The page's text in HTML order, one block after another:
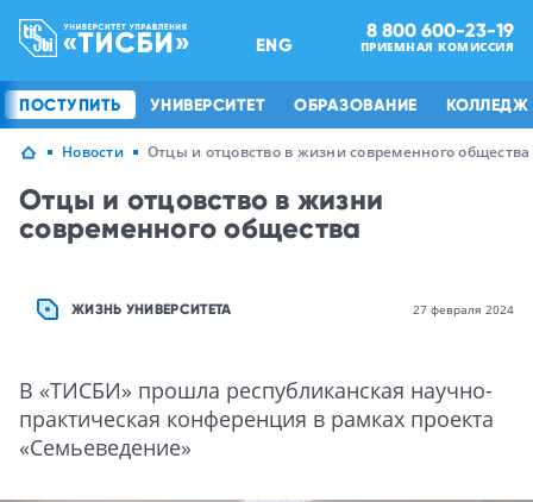
ENG
8 800 600-23-19
ПРИЕМНАЯ КОМИССИЯ
ПОСТУПИТЬ УНИВЕРСИТЕТ ОБРАЗОВАНИЕ КОЛЛЕДЖ
Новости Отцы и отцовство в жизни современного общества
Отцы и отцовство в жизни
современного общества
ЖИЗНЬ УНИВЕРСИТЕТА 27 февраля 2024
В «ТИСБИ» прошла республиканская научно-
практическая конференция в рамках проекта
«Семьеведение»